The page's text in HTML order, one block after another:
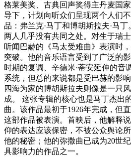
格莱美奖、古典回声奖得主丹麦国
导下，计划向听众们呈现两个人们
品：弗兰克·马丁和博胡斯拉夫·马
两人几乎没有共同之处。对生于瑞
听闻巴赫的《马太受难曲》表演时
突破。他的音乐语言受到了广泛的
时期的复调、辛德米·蒂安延伸的音
系统，但总的来说都是受巴赫的影
四海为家的博胡斯拉夫则像是一只
成。 这张专辑的核心也是马丁杰出
曲。该作品最初于1926年完成，但
这部作品被表演。首映后，他解释
仰的表达应该保密，不被公众舆论
他的秘密；他的弥撒曲已成为20世
具影响力的作品之一。